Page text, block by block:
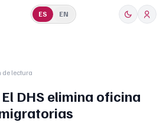
ES EN
de lectura
DHS elimina oficina